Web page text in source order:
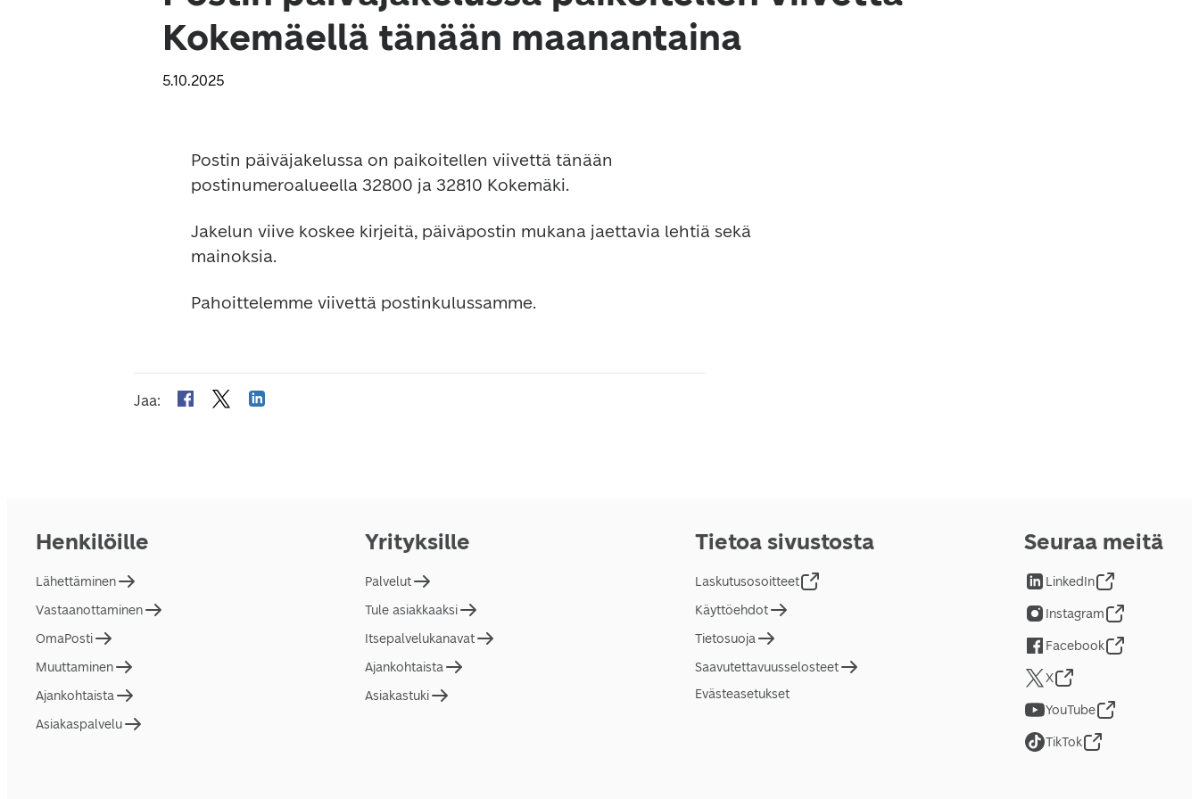
Kokemäellä tänään maanantaina
5.10.2025
Postin päiväjakelussa on paikoitellen viivettä tänään
postinumeroalueella 32800 ja 32810 Kokemäki.
Jakelun viive koskee kirjeitä, päiväpostin mukana jaettavia lehtiä sekä
mainoksia.
Pahoittelemme viivettä postinkulussamme.
Jaa:
Henkilöille
Lähettäminen
Vastaanottaminen
OmaPosti
Muuttaminen
Ajankohtaista
Asiakaspalvelu
Yrityksille
Palvelut
Tule asiakkaaksi
Itsepalvelukanavat
Ajankohtaista
Asiakastuki
Tietoa sivustosta
Laskutusosoitteet
Käyttöehdot
Tietosuoja
Saavutettavuusselosteet
Evästeasetukset
Seuraa meitä
LinkedIn
Instagram
Facebook
X
YouTube
TikTok